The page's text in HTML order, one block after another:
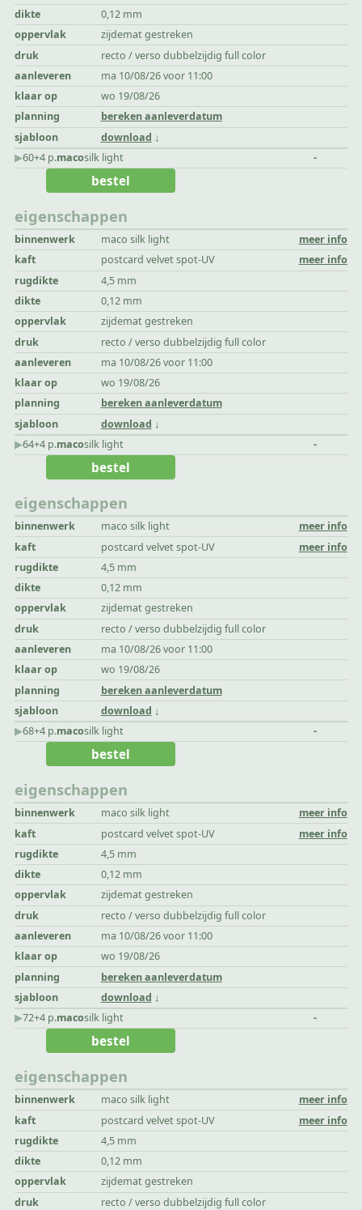
dikte
0,12 mm
oppervlak
zijdemat gestreken
druk
recto / verso dubbelzijdig full color
aanleveren
ma 10/08/26 voor 11:00
klaar op
wo 19/08/26
planning
bereken aanleverdatum
sjabloon
download
▶︎60+4 p.macosilk light -
eigenschappen
binnenwerk maco silk light
meer info
kaft
postcard velvet spot-UV
meer info
rugdikte
4,5 mm
dikte
0,12 mm
oppervlak
zijdemat gestreken
druk
recto / verso dubbelzijdig full color
aanleveren
ma 10/08/26 voor 11:00
klaar op
wo 19/08/26
planning
bereken aanleverdatum
sjabloon
download
bestel
▶︎64+4 p.macosilk light -
eigenschappen
binnenwerk maco silk light
meer info
kaft
postcard velvet spot-UV
meer info
rugdikte
4,5 mm
dikte
0,12 mm
oppervlak
zijdemat gestreken
druk
recto / verso dubbelzijdig full color
aanleveren
ma 10/08/26 voor 11:00
klaar op
wo 19/08/26
planning
bereken aanleverdatum
sjabloon
download
bestel
▶︎68+4 p.macosilk light -
eigenschappen
binnenwerk maco silk light
meer info
kaft
postcard velvet spot-UV
meer info
rugdikte
4,5 mm
dikte
0,12 mm
oppervlak
zijdemat gestreken
druk
recto / verso dubbelzijdig full color
aanleveren
ma 10/08/26 voor 11:00
klaar op
wo 19/08/26
planning
bereken aanleverdatum
sjabloon
download
bestel
▶︎72+4 p.macosilk light -
eigenschappen
binnenwerk maco silk light
meer info
kaft
postcard velvet spot-UV
meer info
rugdikte
4,5 mm
dikte
0,12 mm
oppervlak
zijdemat gestreken
druk
recto / verso dubbelzijdig full color
bestel